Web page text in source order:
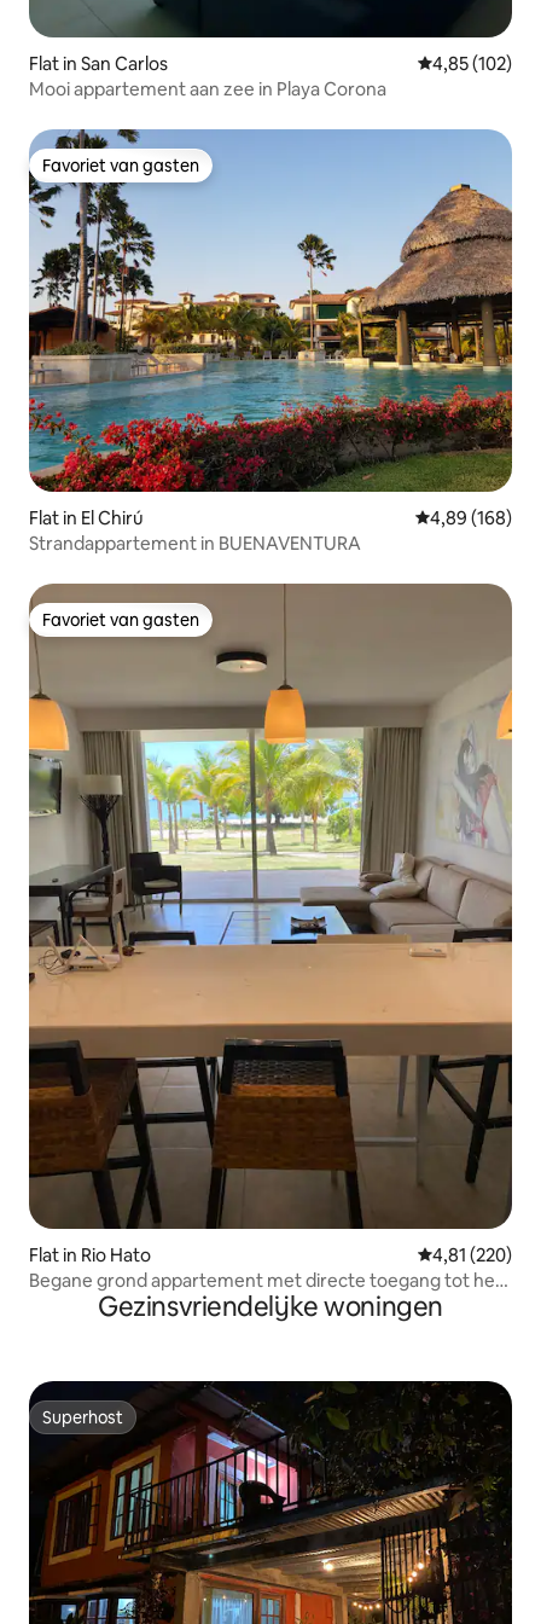
Flat in San Carlos Gemiddelde
4,85 (102)
Mooi appartement aan zee in Playa Corona
Favoriet van gasten
Favoriet van gasten
Flat in El Chirú Gemiddelde
4,89 (168)
Strandappartement in BUENAVENTURA
Favoriet van gasten
Favoriet van gasten
Flat in Rio Hato Gemiddelde
4,81 (220)
Begane grond appartement met directe toegang tot het
Gezinsvriendelijke woningen
Superhost
Superhost